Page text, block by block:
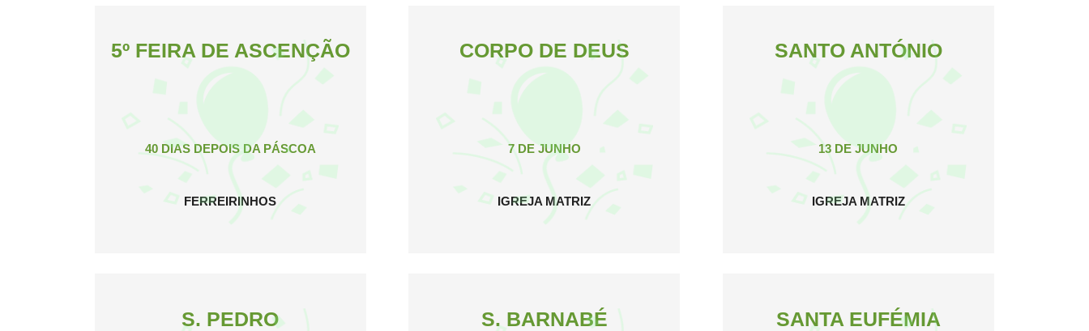
5º FEIRA DE ASCENÇÃO
40 DIAS DEPOIS DA PÁSCOA
FERREIRINHOS
CORPO DE DEUS
7 DE JUNHO
IGREJA MATRIZ
SANTO ANTÓNIO
13 DE JUNHO
IGREJA MATRIZ
S. PEDRO S. BARNABÉ SANTA EUFÉMIA